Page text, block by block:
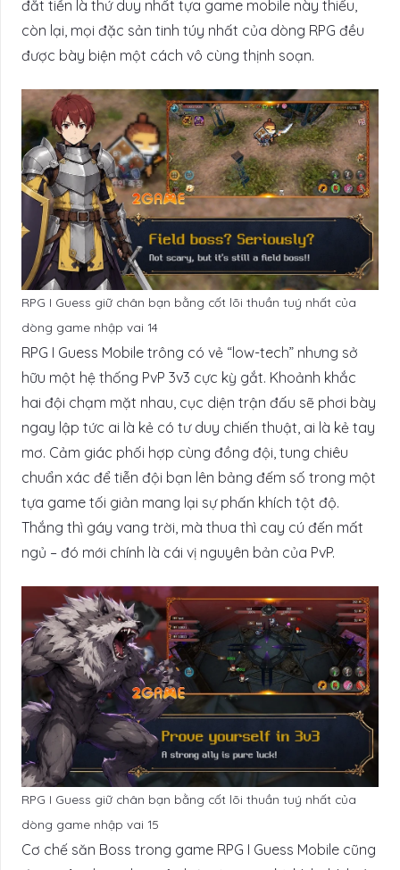
đắt tiền là thứ duy nhất tựa game mobile này thiếu,
còn lại, mọi đặc sản tinh túy nhất của dòng RPG đều
được bày biện một cách vô cùng thịnh soạn.
RPG I Guess giữ chân bạn bằng cốt lõi thuần tuý nhất của
dòng game nhập vai 14
RPG I Guess Mobile trông có vẻ “low-tech” nhưng sở
hữu một hệ thống PvP 3v3 cực kỳ gắt. Khoảnh khắc
hai đội chạm mặt nhau, cục diện trận đấu sẽ phơi bày
ngay lập tức ai là kẻ có tư duy chiến thuật, ai là kẻ tay
mơ. Cảm giác phối hợp cùng đồng đội, tung chiêu
chuẩn xác để tiễn đội bạn lên bảng đếm số trong một
tựa game tối giản mang lại sự phấn khích tột độ.
Thắng thì gáy vang trời, mà thua thì cay cú đến mất
ngủ – đó mới chính là cái vị nguyên bản của PvP.
RPG I Guess giữ chân bạn bằng cốt lõi thuần tuý nhất của
dòng game nhập vai 15
Cơ chế săn Boss trong game RPG I Guess Mobile cũng